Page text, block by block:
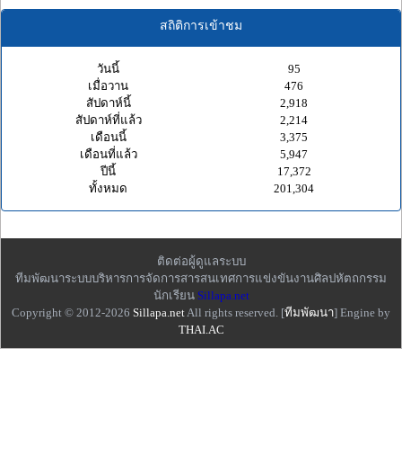
สถิติการเข้าชม
วันนี้
95
เมื่อวาน
476
สัปดาห์นี้
2,918
สัปดาห์ที่แล้ว
2,214
เดือนนี้
3,375
เดือนที่แล้ว
5,947
ปีนี้
17,372
ทั้งหมด
201,304
ติดต่อผู้ดูแลระบบ
ทีมพัฒนาระบบบริหารการจัดการสารสนเทศการแข่งขันงานศิลปหัตถกรรม
นักเรียน Sillapa.net
Copyright © 2012-2026 Sillapa.netAll rights reserved. [ทีมพัฒนา] Engine by
THAI.AC